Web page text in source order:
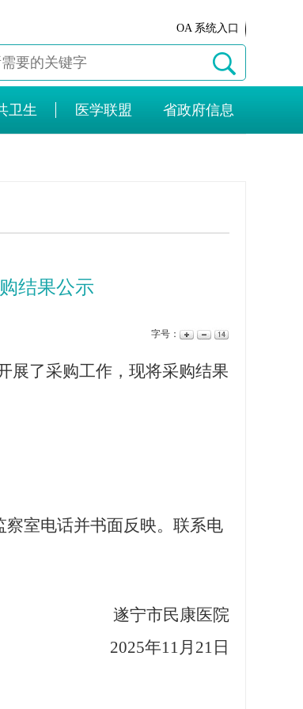
OA 系统入口
卫生 医学联盟 省政府信息
结果公示
字号：
展了采购工作，现将采购结果
察室电话并书面反映。联系电
遂宁市民康医院
2025年11月 21 日